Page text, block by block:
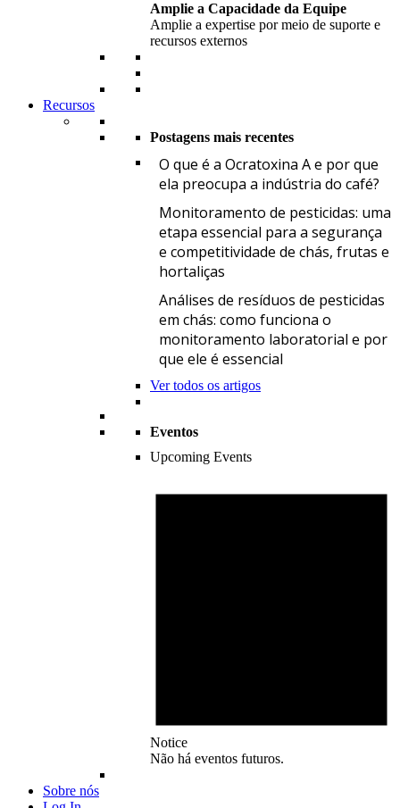
Amplie a Capacidade da Equipe
Amplie a expertise por meio de suporte e
recursos externos
Recursos
Postagens mais recentes
O que é a Ocratoxina A e por que
ela preocupa a indústria do café?
Monitoramento de pesticidas: uma
etapa essencial para a segurança
e competitividade de chás, frutas e
hortaliças
Análises de resíduos de pesticidas
em chás: como funciona o
monitoramento laboratorial e por
que ele é essencial
Ver todos os artigos
Eventos
Upcoming Events
Notice
Não há eventos futuros.
Sobre nós